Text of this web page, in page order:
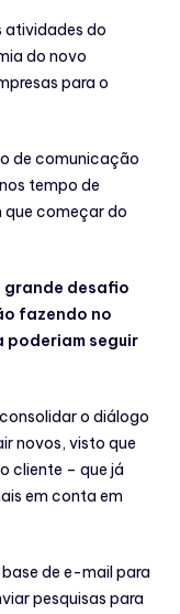
atividades do
do novo
para o
de comunicação
tempo de
começar do
grande desafio
fazendo no
poderiam seguir
o diálogo
novos, visto que
cliente – que já
em conta em
de e-mail para
pesquisas para